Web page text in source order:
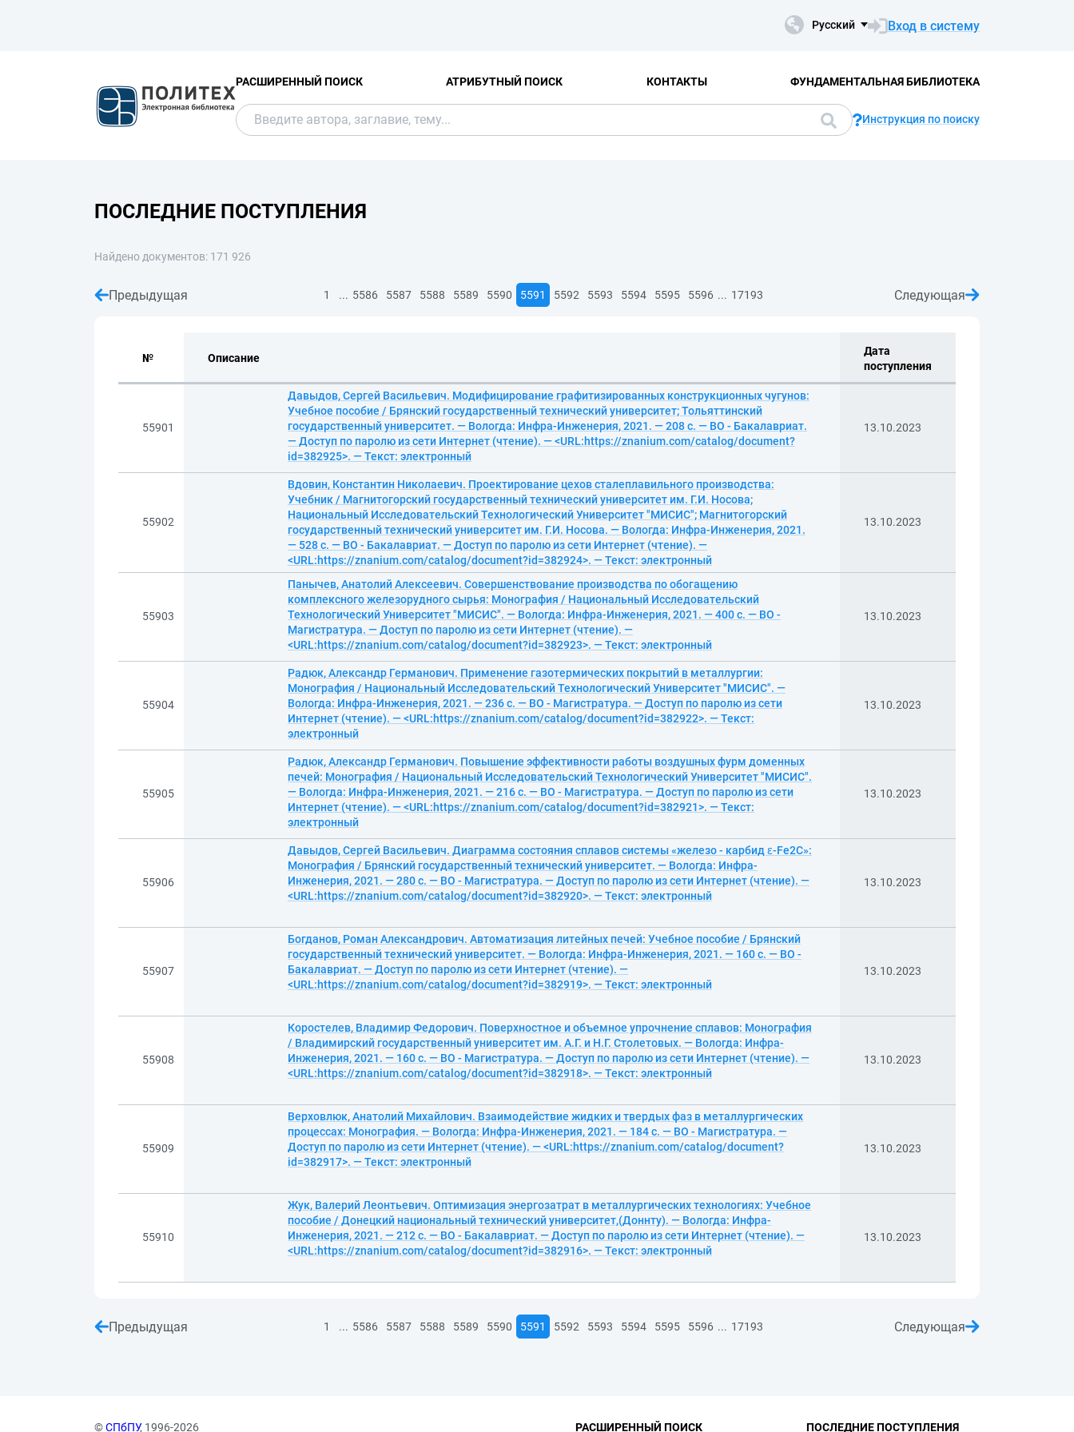
Русский Вход в систему
РАСШИРЕННЫЙ ПОИСК АТРИБУТНЫЙ ПОИСК КОНТАКТЫ ФУНДАМЕНТАЛЬНАЯ БИБЛИОТЕКА
Инструкция по поиску
ПОСЛЕДНИЕ ПОСТУПЛЕНИЯ
Найдено документов: 171 926
Предыдущая 1 ... 5586 5587 5588 5589 5590 5591 5592 5593 5594 5595 5596 ... 17193 Следующая
№ Описание
Дата
поступления
55901
Давыдов, Сергей Васильевич. Модифицирование графитизированных конструкционных чугунов:
Учебное пособие / Брянский государственный технический университет; Тольяттинский
государственный университет. — Вологда: Инфра-Инженерия, 2021. — 208 с. — ВО - Бакалавриат.
— Доступ по паролю из сети Интернет (чтение). — <URL:https://znanium.com/catalog/document?
id=382925>. — Текст: электронный
13.10.2023
55902
Вдовин, Константин Николаевич. Проектирование цехов сталеплавильного производства:
Учебник / Магнитогорский государственный технический университет им. Г.И. Носова;
Национальный Исследовательский Технологический Университет "МИСИС"; Магнитогорский
государственный технический университет им. Г.И. Носова. — Вологда: Инфра-Инженерия, 2021.
— 528 с. — ВО - Бакалавриат. — Доступ по паролю из сети Интернет (чтение). —
<URL:https://znanium.com/catalog/document?id=382924>. — Текст: электронный
13.10.2023
55903
Панычев, Анатолий Алексеевич. Совершенствование производства по обогащению
комплексного железорудного сырья: Монография / Национальный Исследовательский
Технологический Университет "МИСИС". — Вологда: Инфра-Инженерия, 2021. — 400 с. — ВО -
Магистратура. — Доступ по паролю из сети Интернет (чтение). —
<URL:https://znanium.com/catalog/document?id=382923>. — Текст: электронный
13.10.2023
55904
Радюк, Александр Германович. Применение газотермических покрытий в металлургии:
Монография / Национальный Исследовательский Технологический Университет "МИСИС". —
Вологда: Инфра-Инженерия, 2021. — 236 с. — ВО - Магистратура. — Доступ по паролю из сети
Интернет (чтение). — <URL:https://znanium.com/catalog/document?id=382922>. — Текст:
электронный
13.10.2023
55905
Радюк, Александр Германович. Повышение эффективности работы воздушных фурм доменных
печей: Монография / Национальный Исследовательский Технологический Университет "МИСИС".
— Вологда: Инфра-Инженерия, 2021. — 216 с. — ВО - Магистратура. — Доступ по паролю из сети
Интернет (чтение). — <URL:https://znanium.com/catalog/document?id=382921>. — Текст:
электронный
13.10.2023
55906
Давыдов, Сергей Васильевич. Диаграмма состояния сплавов системы «железо - карбид ɛ-Fе2C»:
Монография / Брянский государственный технический университет. — Вологда: Инфра-
Инженерия, 2021. — 280 с. — ВО - Магистратура. — Доступ по паролю из сети Интернет (чтение). —
<URL:https://znanium.com/catalog/document?id=382920>. — Текст: электронный
13.10.2023
55907
Богданов, Роман Александрович. Автоматизация литейных печей: Учебное пособие / Брянский
государственный технический университет. — Вологда: Инфра-Инженерия, 2021. — 160 с. — ВО -
Бакалавриат. — Доступ по паролю из сети Интернет (чтение). —
<URL:https://znanium.com/catalog/document?id=382919>. — Текст: электронный
13.10.2023
55908
Коростелев, Владимир Федорович. Поверхностное и объемное упрочнение сплавов: Монография
/ Владимирский государственный университет им. А.Г. и Н.Г. Столетовых. — Вологда: Инфра-
Инженерия, 2021. — 160 с. — ВО - Магистратура. — Доступ по паролю из сети Интернет (чтение). —
<URL:https://znanium.com/catalog/document?id=382918>. — Текст: электронный
13.10.2023
55909
Верховлюк, Анатолий Михайлович. Взаимодействие жидких и твердых фаз в металлургических
процессах: Монография. — Вологда: Инфра-Инженерия, 2021. — 184 с. — ВО - Магистратура. —
Доступ по паролю из сети Интернет (чтение). — <URL:https://znanium.com/catalog/document?
id=382917>. — Текст: электронный
13.10.2023
55910
Жук, Валерий Леонтьевич. Оптимизация энергозатрат в металлургических технологиях: Учебное
пособие / Донецкий национальный технический университет,(Доннту). — Вологда: Инфра-
Инженерия, 2021. — 212 с. — ВО - Бакалавриат. — Доступ по паролю из сети Интернет (чтение). —
<URL:https://znanium.com/catalog/document?id=382916>. — Текст: электронный
13.10.2023
Предыдущая 1 ... 5586 5587 5588 5589 5590 5591 5592 5593 5594 5595 5596 ... 17193 Следующая
©СПбПУ, 1996-2026 РАСШИРЕННЫЙ ПОИСК ПОСЛЕДНИЕ ПОСТУПЛЕНИЯ